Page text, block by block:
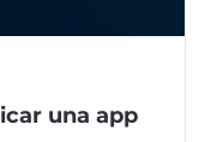
una app